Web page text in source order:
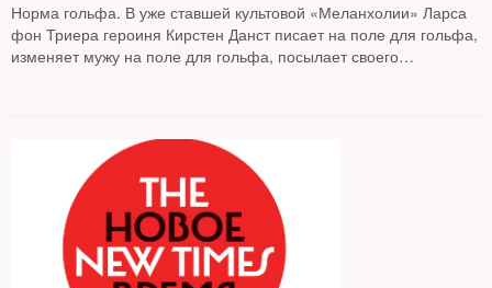
Норма гольфа. В уже ставшей культовой «Меланхолии» Ларса
фон Триера героиня Кирстен Данст писает на поле для гольфа,
изменяет мужу на поле для гольфа, посылает своего
любопытствовал The New Times